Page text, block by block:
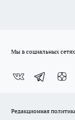
Мы в социальных сетях
Редакционная